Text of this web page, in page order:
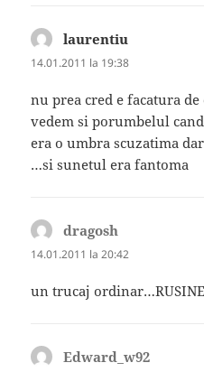
laurentiu
14.01.2011 la 19:38
nu prea cred e facatura
vedem si porumbelul
era o umbra scuzatima
…si sunetul era fantoma
dragosh
14.01.2011 la 20:42
un trucaj ordinar…RUSINE
Edward_w92